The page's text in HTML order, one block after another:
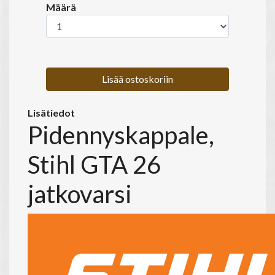
Määrä
Lisää ostoskoriin
Lisätiedot
Pidennyskappale,
Stihl GTA 26
jatkovarsi